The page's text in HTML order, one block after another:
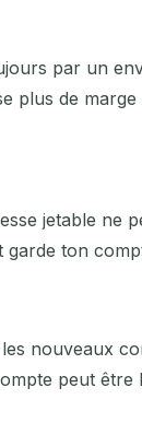
par un
plus de
jetable ne
ton
nouveaux
peut être